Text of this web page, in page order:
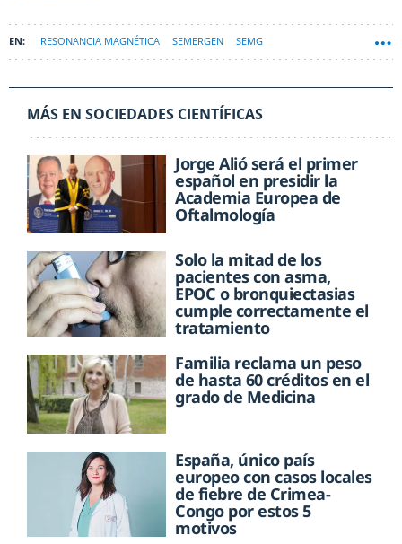
RESONANCIA MAGNÉTICA SEMERGEN SEMG
MÁS EN SOCIEDADES CIENTÍFICAS
Jorge Alió será el primer
español en presidir la
Academia Europea de
Oftalmología
Solo la mitad de los
pacientes con asma,
EPOC o bronquiectasias
cumple correctamente el
tratamiento
Familia reclama un peso
de hasta 60 créditos en el
grado de Medicina
España, único país
europeo con casos locales
de fiebre de Crimea-
Congo por estos 5
motivos